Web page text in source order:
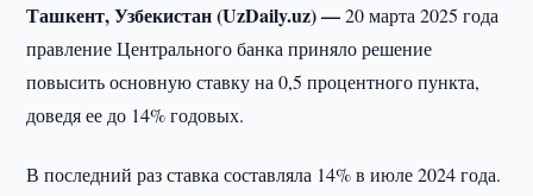
Ташкент, Узбекистан (UzDaily.uz) —20 марта 2025 года
правление Центрального банка приняло решение
повысить основную ставку на 0,5 процентного пункта,
доведя ее до 14% годовых.
В последний раз ставка составляла 14% в июле 2024 года.